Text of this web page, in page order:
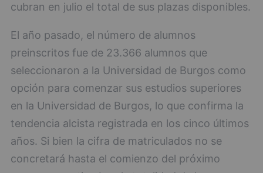
cubran en julio el total de sus plazas disponibles.
El año pasado, el número de alumnos
preinscritos fue de 23.366 alumnos que
seleccionaron a la Universidad de Burgos como
opción para comenzar sus estudios superiores
en la Universidad de Burgos, lo que confirma la
tendencia alcista registrada en los cinco últimos
años. Si bien la cifra de matriculados no se
concretará hasta el comienzo del próximo